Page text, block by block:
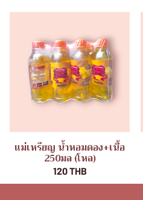
แม่เหรียญ น้ำหอมดอง+เนื้อ
250มล (โหล)
120 THB